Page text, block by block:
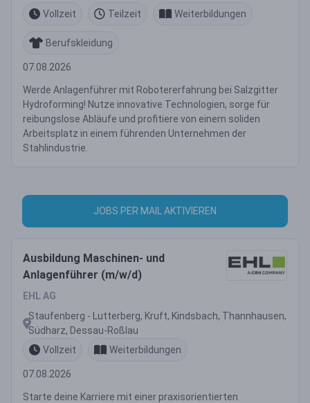
Vollzeit
Teilzeit Weiterbildungen
Berufskleidung
07.08.2026
Werde Anlagenführer mit Robotererfahrung bei Salzgitter
Hydroforming! Nutze innovative Technologien, sorge für
reibungslose Abläufe und profitiere von einem soliden
Arbeitsplatz in einem führenden Unternehmen der
Stahlindustrie.
JOBS PER MAIL AKTIVIEREN
Ausbildung Maschinen- und
Anlagenführer (m/w/d)
EHL AG
Staufenberg - Lutterberg, Kruft, Kindsbach, Thannhausen,
Südharz, Dessau-Roßlau
Vollzeit
Weiterbildungen
07.08.2026
Starte deine Karriere mit einer praxisorientierten